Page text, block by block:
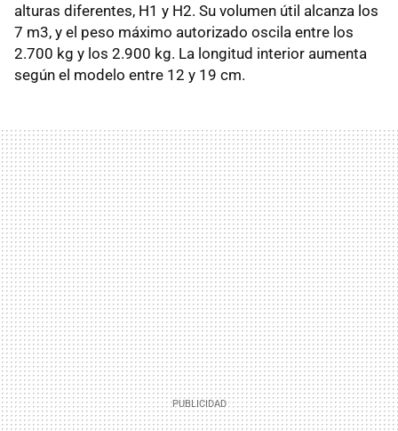
alturas diferentes, H1 y H2. Su volumen útil alcanza los
7 m3, y el peso máximo autorizado oscila entre los
2.700 kg y los 2.900 kg. La longitud interior aumenta
según el modelo entre 12 y 19 cm.